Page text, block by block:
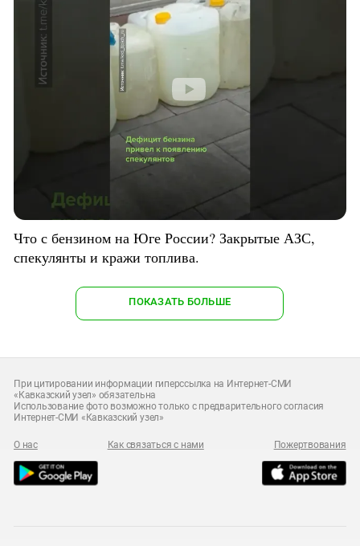
Что с бензином на Юге России? Закрытые АЗС,
спекулянты и кражи топлива.
ПОКАЗАТЬ БОЛЬШЕ
При цитировании информации гиперссылка на Интернет-СМИ
«Кавказский узел» обязательна
Использование фото возможно только с предварительного согласия
Интернет-СМИ «Кавказский узел»
О нас Как связаться с нами Пожертвования